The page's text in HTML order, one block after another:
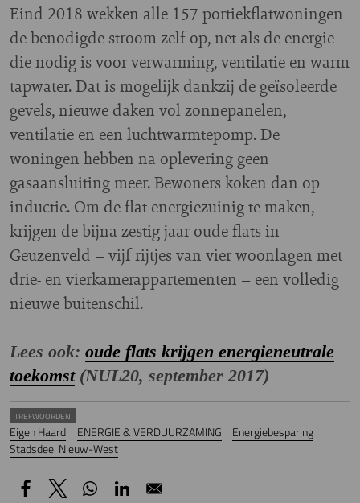
Eind 2018 wekken alle 157 portiekflatwoningen
de benodigde stroom zelf op, net als de energie
die nodig is voor verwarming, ventilatie en warm
tapwater. Dat is mogelijk dankzij de geïsoleerde
gevels, nieuwe daken vol zonnepanelen,
ventilatie en een luchtwarmtepomp. De
woningen hebben na oplevering geen
gasaansluiting meer. Bewoners koken dan op
inductie. Om de flat energiezuinig te maken,
krijgen de bijna zestig jaar oude flats in
Geuzenveld – vijf rijtjes van vier woonlagen met
drie- en vierkamerappartementen – een volledig
nieuwe buitenschil.
Lees ook: oude flats krijgen energieneutrale
toekomst(NUL20, september 2017)
TREFWOORDEN
Eigen Haard ENERGIE & VERDUURZAMING
Energiebesparing
Stadsdeel Nieuw-West